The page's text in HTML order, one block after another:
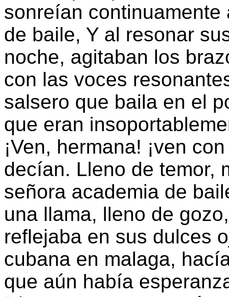
sonreían
de baile, Y al resonar
noche, agitaban los
con las voces
salsero que baila en el
que eran
¡Ven, hermana! ¡ven
decían. Lleno de temor,
señora academia de
una llama, lleno de
reflejaba en sus dulces
cubana en malaga,
que aún había